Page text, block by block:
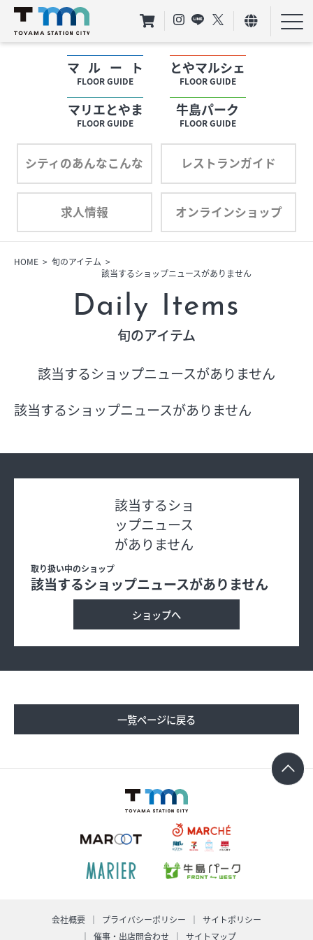
マルート
FLOOR GUIDE
とやマルシェ
FLOOR GUIDE
マリエとやま
FLOOR GUIDE
牛島パーク
FLOOR GUIDE
シティのあんなこんな レストランガイド
求人情報 オンラインショップ
フロアガイド
ショップリスト
プロフィール
フロアガイド
プロフィール
ショップリスト
プロフィール
シティのあんなこんな
求人情報 オンラインショップ
富山のおみやげ
オフィシャルアカウント
ショップ求人情報
HOME
旬のアイテム
該当するショップニュースがありません
Daily Items
旬のアイテム
該当するショップニュースがありません
該当するショップニュースがありません
該当するショ
ップニュース
がありません
取り扱い中のショップ
該当するショップニュースがありません
ショップへ
一覧ページに戻る
会社概要 プライバシーポリシー
サイトポリシー
催事・出店問合わせ
サイトマップ